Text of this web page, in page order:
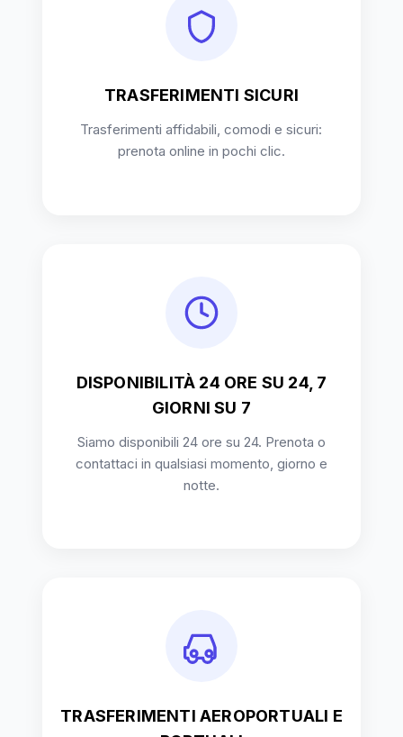
TRASFERIMENTI SICURI
Trasferimenti affidabili, comodi e sicuri:
prenota online in pochi clic.
DISPONIBILITÀ 24 ORE SU 24, 7
GIORNI SU 7
Siamo disponibili 24 ore su 24. Prenota o
contattaci in qualsiasi momento, giorno e
notte.
TRASFERIMENTI AEROPORTUALI E